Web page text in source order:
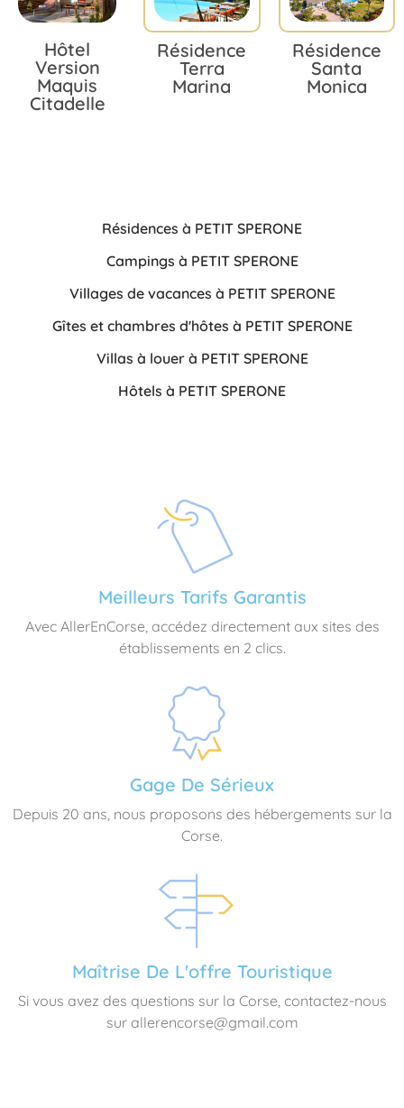
Hôtel
Version
Maquis
Citadelle
Résidence
Terra
Marina
Résidence
Santa
Monica
Résidences à PETIT SPERONE
Campings à PETIT SPERONE
Villages de vacances à PETIT SPERONE
Gîtes et chambres d'hôtes à PETIT SPERONE
Villas à louer à PETIT SPERONE
Hôtels à PETIT SPERONE
Meilleurs Tarifs Garantis
Avec AllerEnCorse, accédez directement aux sites des
établissements en 2 clics.
Gage De Sérieux
Depuis 20 ans, nous proposons des hébergements sur la
Corse.
Maîtrise De L'offre Touristique
Si vous avez des questions sur la Corse, contactez-nous
sur allerencorse@gmail.com